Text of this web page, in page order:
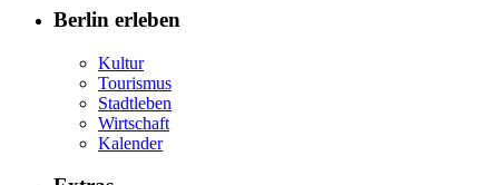
Berlin erleben
Kultur
Tourismus
Stadtleben
Wirtschaft
Kalender